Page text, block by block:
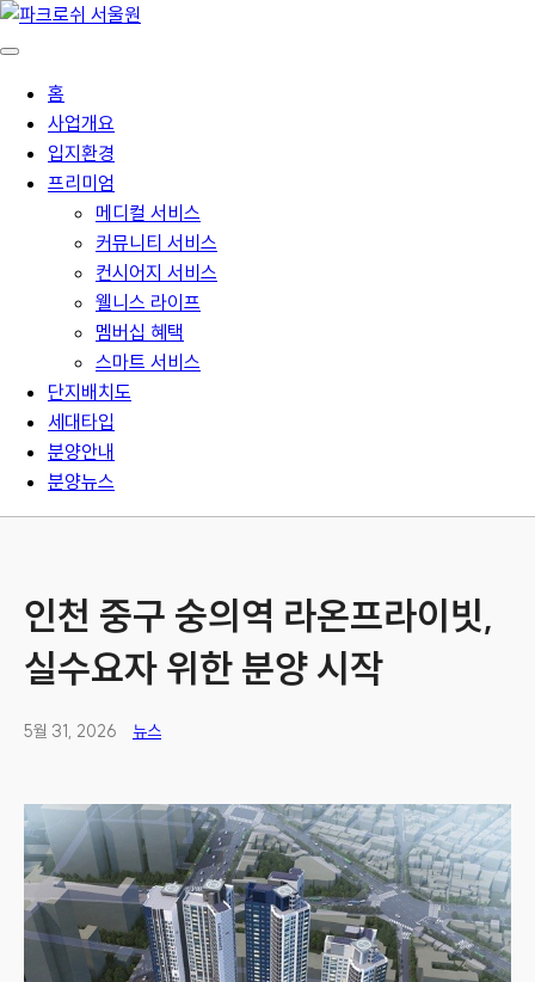
홈
사업개요
입지환경
프리미엄
메디컬 서비스
커뮤니티 서비스
컨시어지 서비스
웰니스 라이프
멤버십 혜택
스마트 서비스
단지배치도
세대타입
분양안내
분양뉴스
인천 중구 숭의역 라온프라이빗,
실수요자 위한 분양 시작
5월 31, 2026 뉴스